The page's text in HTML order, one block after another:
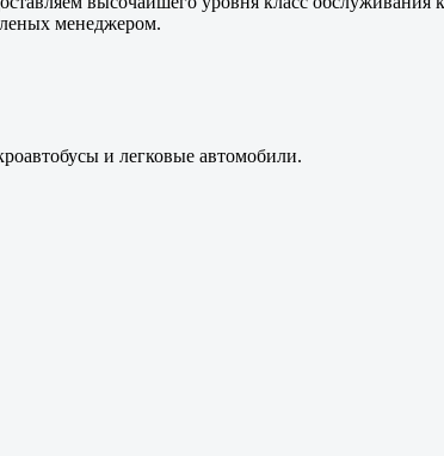
менеджером.
и легковые автомобили.